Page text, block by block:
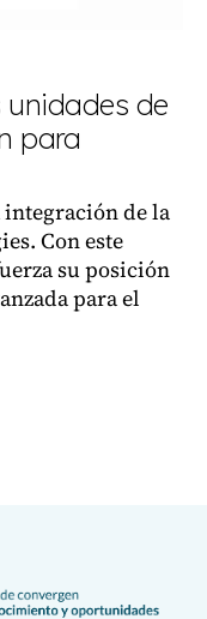
unidades de
para
de la
Con este
su posición
para el